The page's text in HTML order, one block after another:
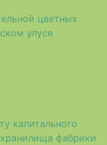
цветных
улусе
капитального
фабрики